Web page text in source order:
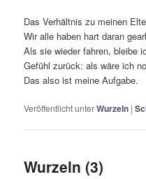
Das Verhältnis zu meinen
Wir alle haben hart daran
Als sie wieder fahren, bleibe
Gefühl zurück: als wäre ich
Das also ist meine Aufgabe.
Veröffentlicht unterWurzeln |
Wurzeln (3)